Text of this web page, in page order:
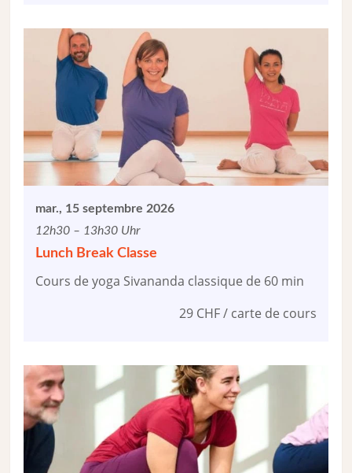
mar., 15 septembre 2026
12h30 – 13h30 Uhr
Lunch Break Classe
Cours de yoga Sivananda classique de 60 min
29 CHF / carte de cours